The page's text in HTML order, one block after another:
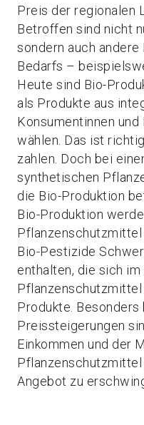
Preis der regionalen
Betroffen sind nicht
sondern auch
Bedarfs –
Heute sind Bio-
als Produkte aus
Konsumentinnen
wählen. Das ist
zahlen. Doch bei
synthetischen
die Bio-Produktion
Bio-Produktion
Bio-Pestizide
enthalten, die sich im
Produkte.
Preissteigerungen
Einkommen und der
Angebot zu